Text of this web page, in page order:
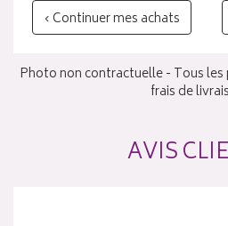
‹ Continuer mes achats
Photo non contractuelle - Tous
frais de
AVIS